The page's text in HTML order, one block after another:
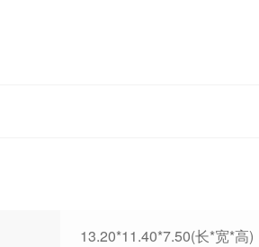
13.20*11.40*7.50(长*宽*高)